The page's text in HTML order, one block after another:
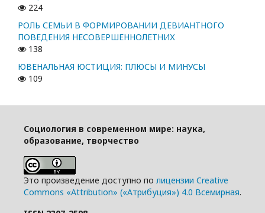
224
РОЛЬ СЕМЬИ В ФОРМИРОВАНИИ ДЕВИАНТНОГО
ПОВЕДЕНИЯ НЕСОВЕРШЕННОЛЕТНИХ
138
ЮВЕНАЛЬНАЯ ЮСТИЦИЯ: ПЛЮСЫ И МИНУСЫ
109
Социология в современном мире: наука,
образование, творчество
Это произведение доступно по лицензии Creative
Commons «Attribution» («Атрибуция») 4.0 Всемирная.